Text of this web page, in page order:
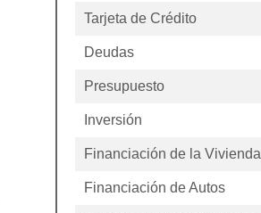
Tarjeta de Crédito
Deudas
Presupuesto
Inversión
Financiación de la Vivienda
Financiación de Autos